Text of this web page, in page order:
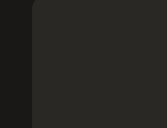
Подойдёт.
Играю на
Подойдёт